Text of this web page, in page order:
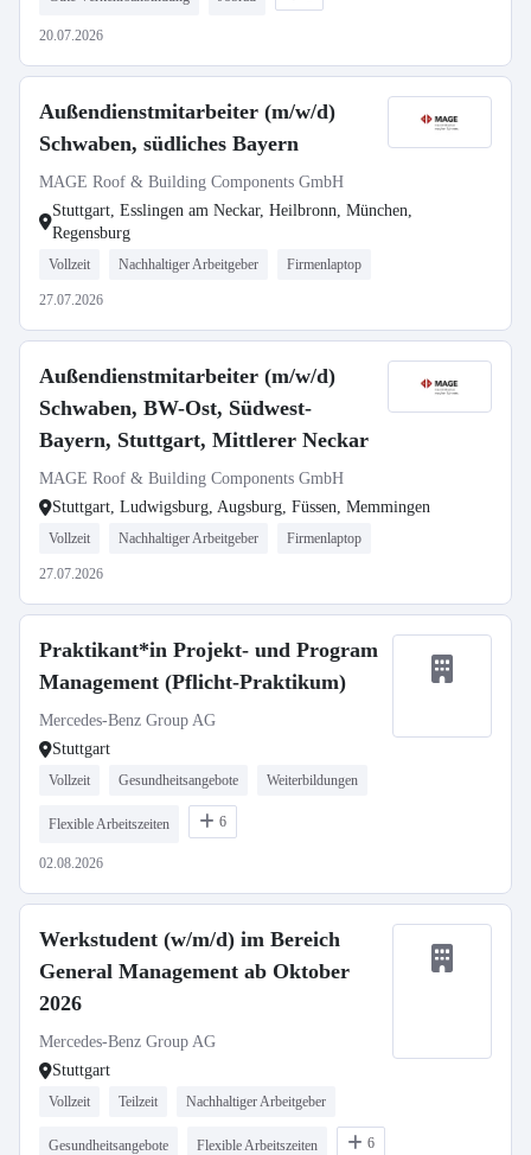
20.07.2026
Außendienstmitarbeiter (m/w/d)
Schwaben, südliches Bayern
MAGE Roof & Building Components GmbH
Stuttgart, Esslingen am Neckar, Heilbronn, München,
Regensburg
Vollzeit Nachhaltiger Arbeitgeber Firmenlaptop
27.07.2026
Außendienstmitarbeiter (m/w/d)
Schwaben, BW-Ost, Südwest-
Bayern, Stuttgart, Mittlerer Neckar
MAGE Roof & Building Components GmbH
Stuttgart, Ludwigsburg, Augsburg, Füssen, Memmingen
Vollzeit Nachhaltiger Arbeitgeber Firmenlaptop
27.07.2026
Praktikant*in Projekt- und Program
Management (Pflicht-Praktikum)
Mercedes-Benz Group AG
Stuttgart
Vollzeit Gesundheitsangebote Weiterbildungen
Flexible Arbeitszeiten 6
02.08.2026
Werkstudent (w/m/d) im Bereich
General Management ab Oktober
2026
Mercedes-Benz Group AG
Stuttgart
Vollzeit Teilzeit Nachhaltiger Arbeitgeber
Gesundheitsangebote Flexible Arbeitszeiten 6